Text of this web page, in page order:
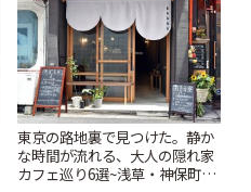
東京の路地裏で見つけた。静か
な時間が流れる、大人の隠れ家
カフェ巡り6選~浅草・神保町・